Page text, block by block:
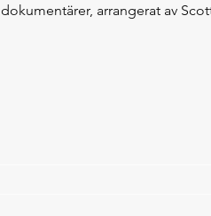
dokumentärer, arrangerat av